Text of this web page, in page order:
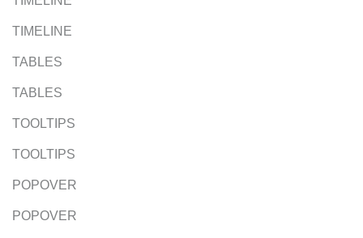
TIMELINE
TABLES
TABLES
TOOLTIPS
TOOLTIPS
POPOVER
POPOVER